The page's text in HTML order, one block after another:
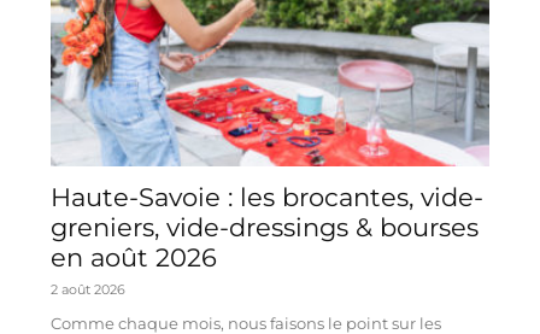
Haute-Savoie : les brocantes, vide-
greniers, vide-dressings & bourses
en août 2026
2 août 2026
Comme chaque mois, nous faisons le point sur les